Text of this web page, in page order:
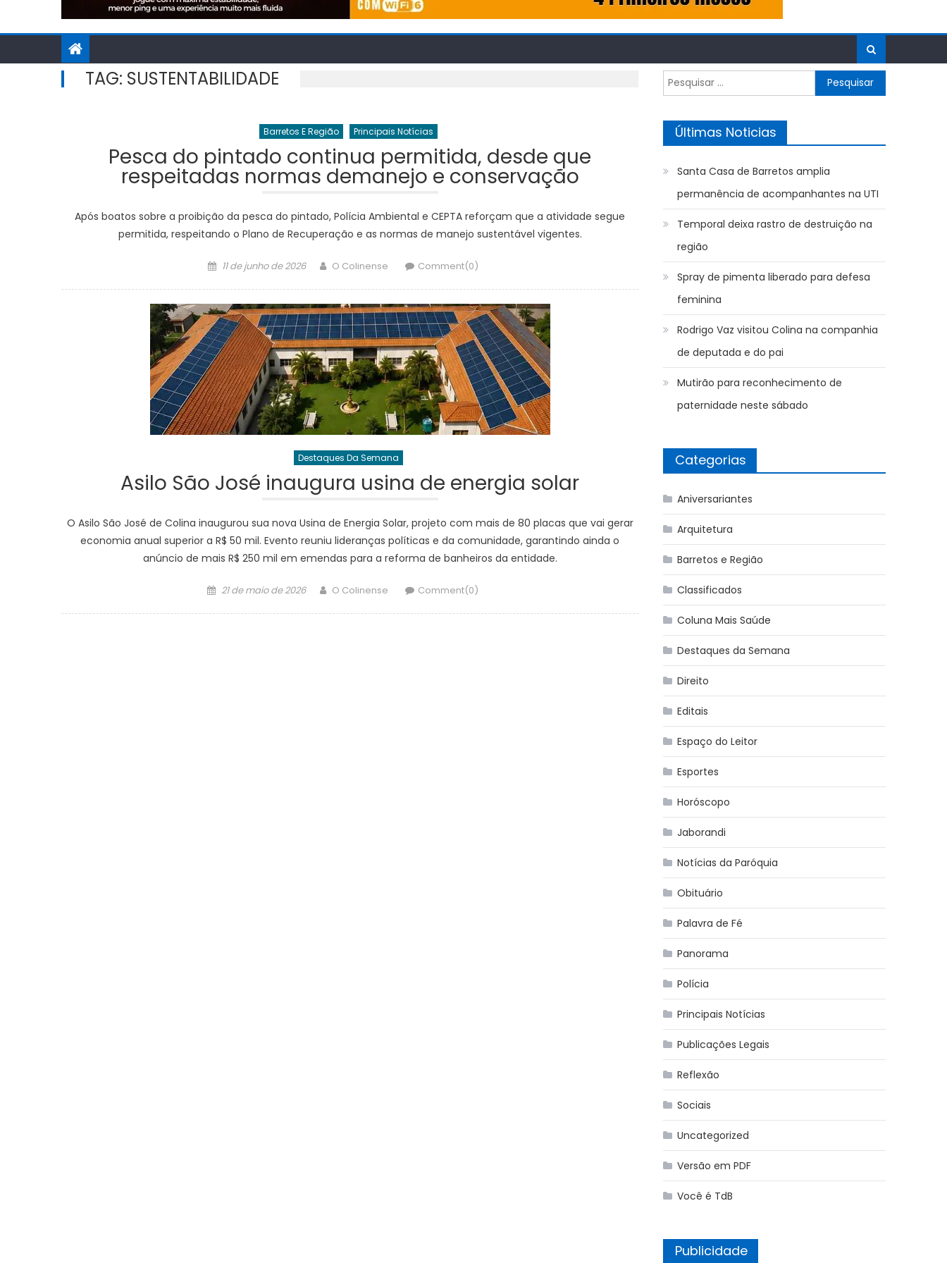
TAG: SUSTENTABILIDADE
Barretos E Região Principais Notícias
Pesca do pintado continua permitida, desde que
respeitadas normas demanejo e conservação
Após boatos sobre a proibição da pesca do pintado, Polícia Ambiental e CEPTA reforçam que a atividade segue
permitida, respeitando o Plano de Recuperação e as normas de manejo sustentável vigentes.
Posted
11 de junho de 2026 Author
O Colinense Comment(0)
Destaques Da Semana
Asilo São José inaugura usina de energia solar
O Asilo São José de Colina inaugurou sua nova Usina de Energia Solar, projeto com mais de 80 placas que vai gerar
economia anual superior a R$ 50 mil. Evento reuniu lideranças políticas e da comunidade, garantindo ainda o
anúncio de mais R$ 250 mil em emendas para a reforma de banheiros da entidade.
Posted
21 de maio de 2026 Author
O Colinense Comment(0)
Pesquisar
por:
Últimas Noticias
Santa Casa de Barretos amplia
permanência de acompanhantes na UTI
Temporal deixa rastro de destruição na
região
Spray de pimenta liberado para defesa
feminina
Rodrigo Vaz visitou Colina na companhia
de deputada e do pai
Mutirão para reconhecimento de
paternidade neste sábado
Categorias
Aniversariantes
Arquitetura
Barretos e Região
Classificados
Coluna Mais Saúde
Destaques da Semana
Direito
Editais
Espaço do Leitor
Esportes
Horóscopo
Jaborandi
Notícias da Paróquia
Obituário
Palavra de Fé
Panorama
Polícia
Principais Notícias
Publicações Legais
Reflexão
Sociais
Uncategorized
Versão em PDF
Você é TdB
Publicidade